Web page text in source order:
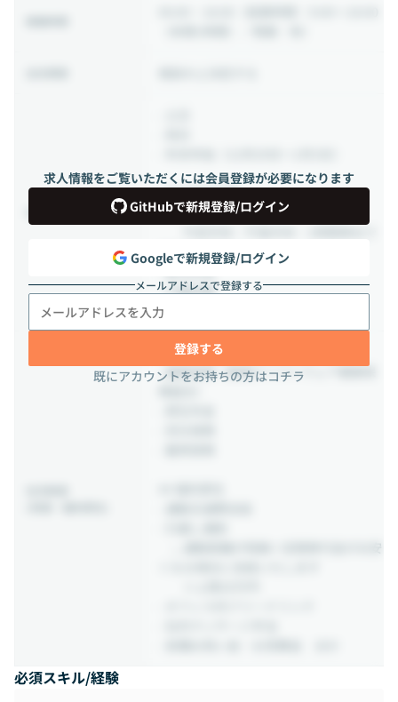
求人情報をご覧いただくには会員登録が必要になります
GitHubで新規登録/ログイン
Googleで新規登録/ログイン
メールアドレスで登録する
登録する
既にアカウントをお持ちの方はコチラ
- 年次有給休暇
∟入社時に10日付与いたします
取得も可能です
- 慶弔休暇
- 介護休暇
- 生理休暇 ほか
## 社会保険
- 健康保険（関東ITソフトウェア健康保
∟通勤距離が短縮＋定期券代金がお安
必須スキル/経験